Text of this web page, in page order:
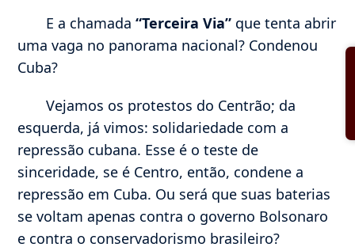
E a chamada“Terceira Via” que tenta abrir
uma vaga no panorama nacional? Condenou
Cuba?
Vejamos os protestos do Centrão; da
esquerda, já vimos: solidariedade com a
repressão cubana. Esse é o teste de
sinceridade, se é Centro, então, condene a
repressão em Cuba. Ou será que suas baterias
se voltam apenas contra o governo Bolsonaro
e contra o conservadorismo brasileiro?